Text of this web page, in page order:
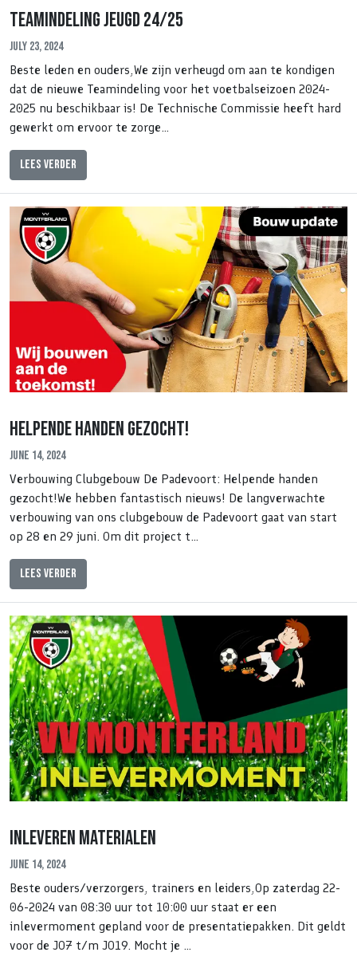
Teamindeling jeugd 24/25
July 23, 2024
Beste leden en ouders,We zijn verheugd om aan te kondigen
dat de nieuwe Teamindeling voor het voetbalseizoen 2024-
2025 nu beschikbaar is! De Technische Commissie heeft hard
gewerkt om ervoor te zorge…
Lees verder
Helpende handen gezocht!
June 14, 2024
Verbouwing Clubgebouw De Padevoort: Helpende handen
gezocht!We hebben fantastisch nieuws! De langverwachte
verbouwing van ons clubgebouw de Padevoort gaat van start
op 28 en 29 juni. Om dit project t…
Lees verder
Inleveren materialen
June 14, 2024
Beste ouders/verzorgers, trainers en leiders,Op zaterdag 22-
06-2024 van 08:30 uur tot 10:00 uur staat er een
inlevermoment gepland voor de presentatiepakken. Dit geldt
voor de JO7 t/m JO19. Mocht je …